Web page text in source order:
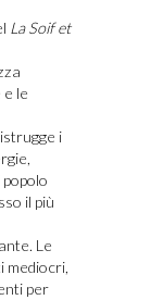
La Soif et
le
i
il più
Le
mediocri,
per